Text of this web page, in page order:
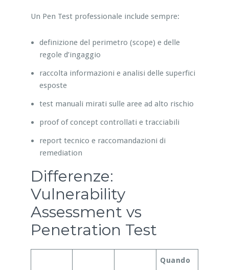
Un Pen Test professionale include sempre:
definizione del perimetro (scope) e delle
regole d’ingaggio
raccolta informazioni e analisi delle superfici
esposte
test manuali mirati sulle aree ad alto rischio
proof of concept controllati e tracciabili
report tecnico e raccomandazioni di
remediation
Differenze:
Vulnerability
Assessment vs
Penetration Test
Quando